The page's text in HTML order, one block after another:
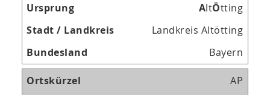
AltÖtting
Landkreis Altötting
Bayern
AP